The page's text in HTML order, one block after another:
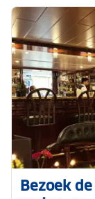
Bezoek